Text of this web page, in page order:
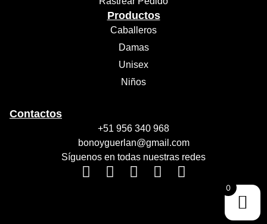
Productos
Caballeros
Damas
Unisex
Niños
Contactos
+51 956 340 968
bonoyguerlan@gmail.com
Síguenos en todas nuestras redes
0